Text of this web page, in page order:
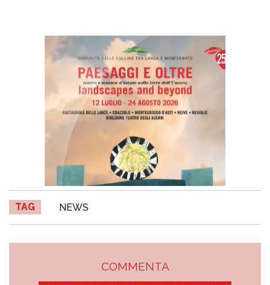
TAG NEWS
COMMENTA